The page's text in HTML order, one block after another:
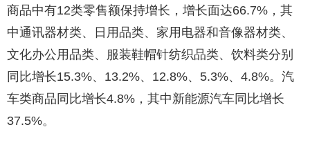
商品中有12类零售额保持增长，增长面达66.7%，其
中通讯器材类、日用品类、家用电器和音像器材类、
文化办公用品类、服装鞋帽针纺织品类、饮料类分别
同比增长15.3%、13.2%、12.8%、5.3%、4.8%。汽
车类商品同比增长4.8%，其中新能源汽车同比增长
37.5%。